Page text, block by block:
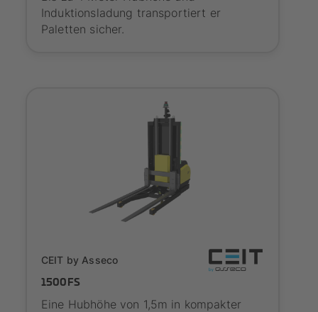
Induktionsladung transportiert er
Paletten sicher.
CEIT by Asseco
1500FS
Eine Hubhöhe von 1,5m in kompakter